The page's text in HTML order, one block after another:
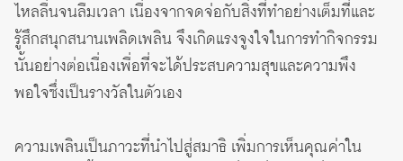
ไหลลื่นจนลืมเวลา เนื่องจากจดจ่อกับสิ่งที่ทำอย่างเต็มที่และ
รู้สึกสนุกสนานเพลิดเพลิน จึงเกิดแรงจูงใจในการทำกิจกรรม
นั้นอย่างต่อเนื่องเพื่อที่จะได้ประสบความสุขและความพึง
พอใจซึ่งเป็นรางวัลในตัวเอง
ความเพลินเป็นภาวะที่นำไปสู่สมาธิ เพิ่มการเห็นคุณค่าใน